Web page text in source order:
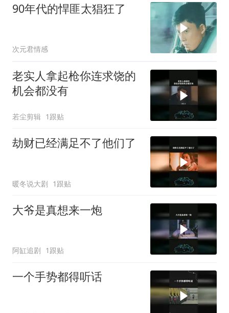
90年代的悍匪太猖狂了
次元君情感
老实人拿起枪你连求饶的
机会都没有
若尘剪辑 1跟贴
劫财已经满足不了他们了
暖冬说大剧 1跟贴
大爷是真想来一炮
阿缸追剧 1跟贴
一个手势都得听话